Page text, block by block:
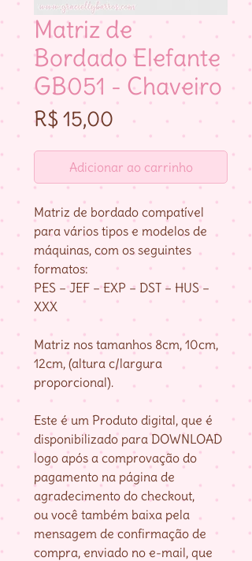
Matriz de
Bordado Elefante
GB051 - Chaveiro
R$ 15,00 Preço
Adicionar ao carrinho
Matriz de bordado compatível
para vários tipos e modelos de
máquinas, com os seguintes
formatos:
PES – JEF – EXP – DST – HUS –
XXX
Matriz nos tamanhos 8cm, 10cm,
12cm, (altura c/largura
proporcional).
Este é um Produto digital, que é
disponibilizado para DOWNLOAD
logo após a comprovação do
pagamento na página de
agradecimento do checkout,
ou você também baixa pela
mensagem de confirmação de
compra, enviado no e-mail, que